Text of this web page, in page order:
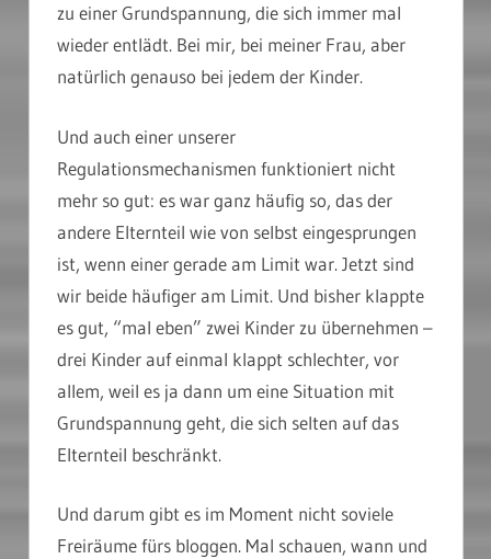
zu einer Grundspannung, die sich immer mal
wieder entlädt. Bei mir, bei meiner Frau, aber
natürlich genauso bei jedem der Kinder.
Und auch einer unserer
Regulationsmechanismen funktioniert nicht
mehr so gut: es war ganz häufig so, das der
andere Elternteil wie von selbst eingesprungen
ist, wenn einer gerade am Limit war. Jetzt sind
wir beide häufiger am Limit. Und bisher klappte
es gut, “mal eben” zwei Kinder zu übernehmen –
drei Kinder auf einmal klappt schlechter, vor
allem, weil es ja dann um eine Situation mit
Grundspannung geht, die sich selten auf das
Elternteil beschränkt.
Und darum gibt es im Moment nicht soviele
Freiräume fürs bloggen. Mal schauen, wann und